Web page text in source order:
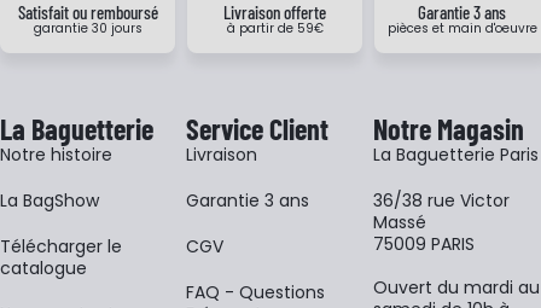
Satisfait ou remboursé
garantie 30 jours
Livraison offerte
à partir de 59€
Garantie 3 ans
pièces et main d'oeuvre
La Baguetterie
Notre histoire
La BagShow
​Télécharger le
catalogue
Service Client
Livraison
Garantie 3 ans
CGV
FAQ - Questions
Notre Magasin
La Baguetterie Paris
36/38 rue Victor
Massé
75009 PARIS
Ouvert du mardi au